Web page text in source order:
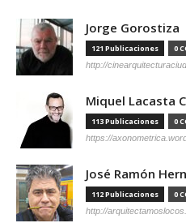
Jorge Gorostiza
121 Publicaciones 0
http://
Miquel Lacasta
113 Publicaciones 0
https://
José Ramón
112 Publicaciones 0
http://